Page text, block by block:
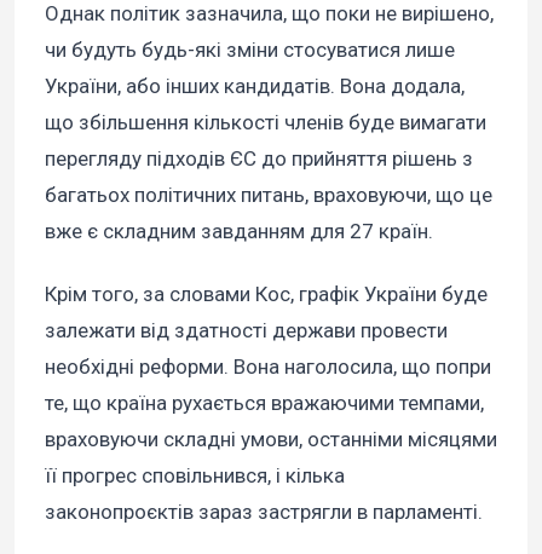
Однак політик зазначила, що поки не вирішено,
чи будуть будь-які зміни стосуватися лише
України, або інших кандидатів. Вона додала,
що збільшення кількості членів буде вимагати
перегляду підходів ЄС до прийняття рішень з
багатьох політичних питань, враховуючи, що це
вже є складним завданням для 27 країн.
Крім того, за словами Кос, графік України буде
залежати від здатності держави провести
необхідні реформи. Вона наголосила, що попри
те, що країна рухається вражаючими темпами,
враховуючи складні умови, останніми місяцями
її прогрес сповільнився, і кілька
законопроєктів зараз застрягли в парламенті.